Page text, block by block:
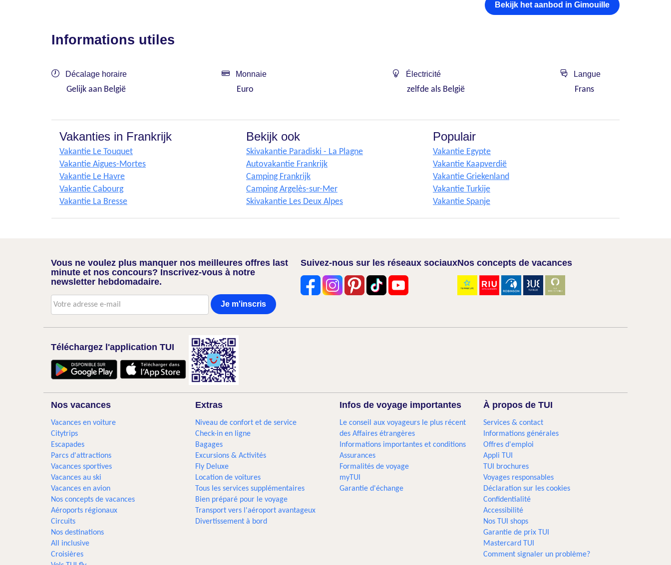
Bekijk het aanbod in Gimouille
Informations utiles
Décalage horaire
Gelijk aan België
Monnaie
Euro
Électricité
zelfde als België
Langue
Frans
Vakanties in Frankrijk
Vakantie Le Touquet
Vakantie Aigues-Mortes
Vakantie Le Havre
Vakantie Cabourg
Vakantie La Bresse
Bekijk ook
Skivakantie Paradiski - La Plagne
Autovakantie Frankrijk
Camping Frankrijk
Camping Argelès-sur-Mer
Skivakantie Les Deux Alpes
Populair
Vakantie Egypte
Vakantie Kaapverdië
Vakantie Griekenland
Vakantie Turkije
Vakantie Spanje
Vous ne voulez plus manquer nos meilleures offres last
minute et nos concours? Inscrivez-vous à notre
newsletter hebdomadaire.
Je m'inscris
Suivez-nous sur les réseaux sociauxNos concepts de vacances
Téléchargez l'application TUI
Nos vacances
Vacances en voiture
Citytrips
Escapades
Parcs d'attractions
Vacances sportives
Vacances au ski
Vacances en avion
Nos concepts de vacances
Aéroports régionaux
Circuits
Nos destinations
All inclusive
Croisières
Extras
Niveau de confort et de service
Check-in en ligne
Bagages
Excursions & Activités
Fly Deluxe
Location de voitures
Tous les services supplémentaires
Bien préparé pour le voyage
Transport vers l'aéroport avantageux
Divertissement à bord
Infos de voyage importantes
Le conseil aux voyageurs le plus récent
des Affaires étrangères
Informations importantes et conditions
Assurances
Formalités de voyage
myTUI
Garantie d'échange
À propos de TUI
Services & contact
Informations générales
Offres d'emploi
Appli TUI
TUI brochures
Voyages responsables
Déclaration sur les cookies
Confidentialité
Accessibilité
Nos TUI shops
Garantie de prix TUI
Mastercard TUI
Comment signaler un problème?